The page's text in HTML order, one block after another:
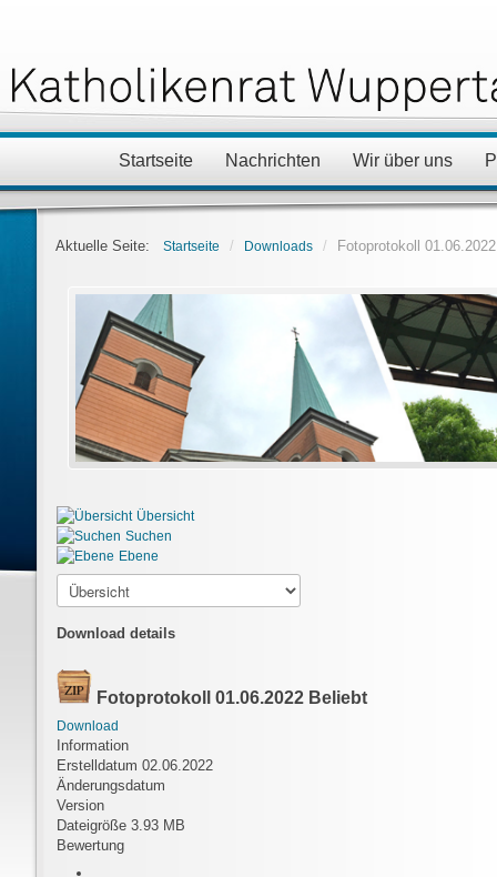
Startseite Nachrichten Wir über uns
Aktuelle Seite: Startseite / Downloads / Fotoprotokoll 01.06.2022
Übersicht
Suchen
Ebene
Download details
Fotoprotokoll 01.06.2022 Beliebt
Download
Information
Erstelldatum 02.06.2022
Änderungsdatum
Version
Dateigröße 3.93 MB
Bewertung